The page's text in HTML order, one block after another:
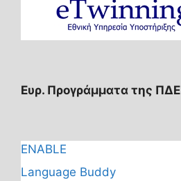
Ευρ. Προγράμματα της ΠΔΕ
ENABLE
Language Buddy